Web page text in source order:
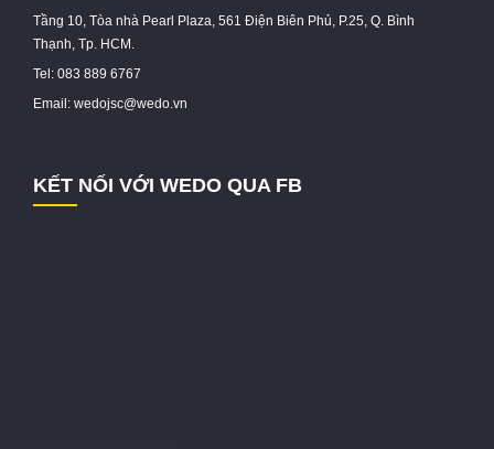
Tầng 10, Tòa nhà Pearl Plaza, 561 Điện Biên Phủ, P.25, Q. Bình
Thạnh, Tp. HCM.
Tel: 083 889 6767
Email: wedojsc@wedo.vn
KẾT NỐI VỚI WEDO QUA FB